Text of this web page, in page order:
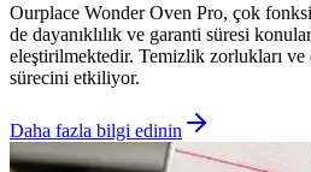
Ourplace Wonder Oven Pro, çok
de dayanıklılık ve garanti süresi
eleştirilmektedir. Temizlik zorlukları ve
sürecini etkiliyor.
Daha fazla bilgi edinin